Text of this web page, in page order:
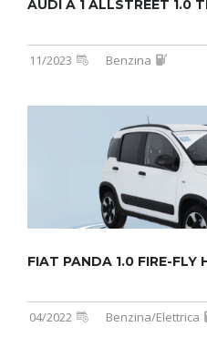
AUDI A 1 ALLSTREET 1.0
11/2023 Benzina
04/2022 Benzina/Elettrica